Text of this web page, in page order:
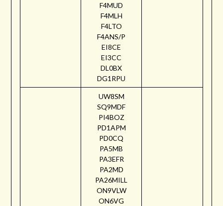
F4MUD
F4MLH
F4LTO
F4ANS/P
EI8CE
EI3CC
DL0BX
DG1RPU
UW8SM
SQ9MDF
PI4BOZ
PD1APM
PD0CQ
PA5MB
PA3EFR
PA2MD
PA26MILL
ON9VLW
ON6VG